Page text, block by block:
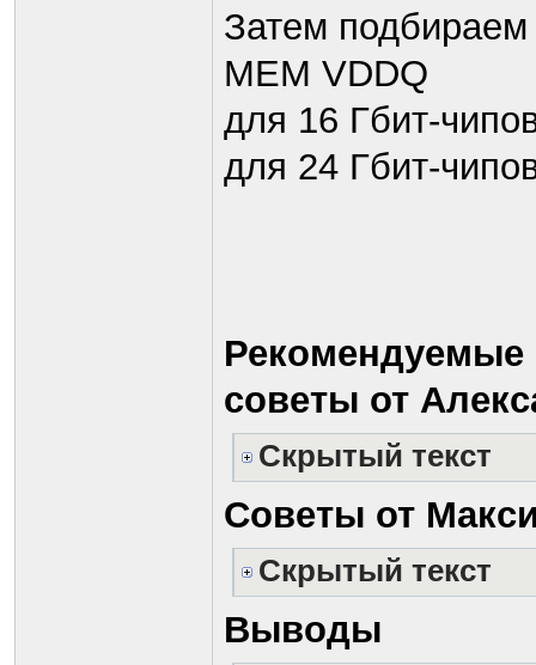
Затем
MEM VDDQ
для 16 Гбит-
для 24 Гбит-
Рекомендуемые
советы от
Скрытый текст
Советы от
Скрытый текст
Выводы